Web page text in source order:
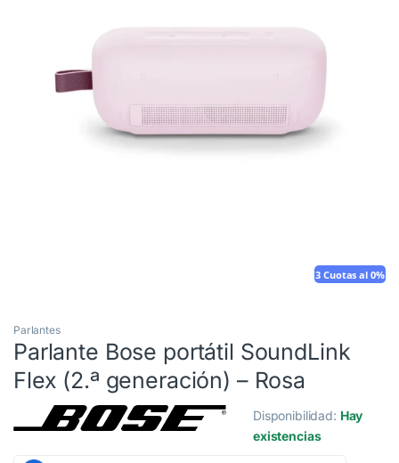
3 Cuotas al 0%
Parlantes
Parlante Bose portátil SoundLink
Flex (2.ª generación) – Rosa
Disponibilidad: Hay
existencias